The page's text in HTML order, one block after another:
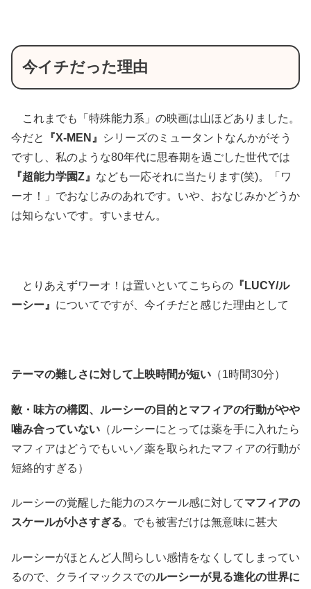
今イチだった理由
これまでも「特殊能力系」の映画は山ほどありました。
今だと
『X-MEN』
シリーズのミュータントなんかがそう
ですし、私のような80年代に思春期を過ごした世代では
『超能力学園Z』 なども一応それに当たります(笑)。「ワ
ーオ！」でおなじみのあれです。いや、おなじみかどうか
は知らないです。すいません。
とりあえずワーオ！は置いといてこちらの 『 LUCY/ル
ーシー』 についてですが、今イチだと感じた理由として
テーマの難しさに対して上映時間が短い （1時間30分）
敵・味方の構図、ルーシーの目的とマフィアの行動がやや
噛み合っていない （ルーシーにとっては薬を手に入れたら
マフィアはどうでもいい／薬を取られたマフィアの行動が
短絡的すぎる）
ルーシーの覚醒した能力のスケール感に対してマフィアの
スケールが小さすぎる。でも被害だけは無意味に甚大
ルーシーがほとんど人間らしい感情をなくしてしまってい
るので、クライマックスでのルーシーが見る進化の世界に